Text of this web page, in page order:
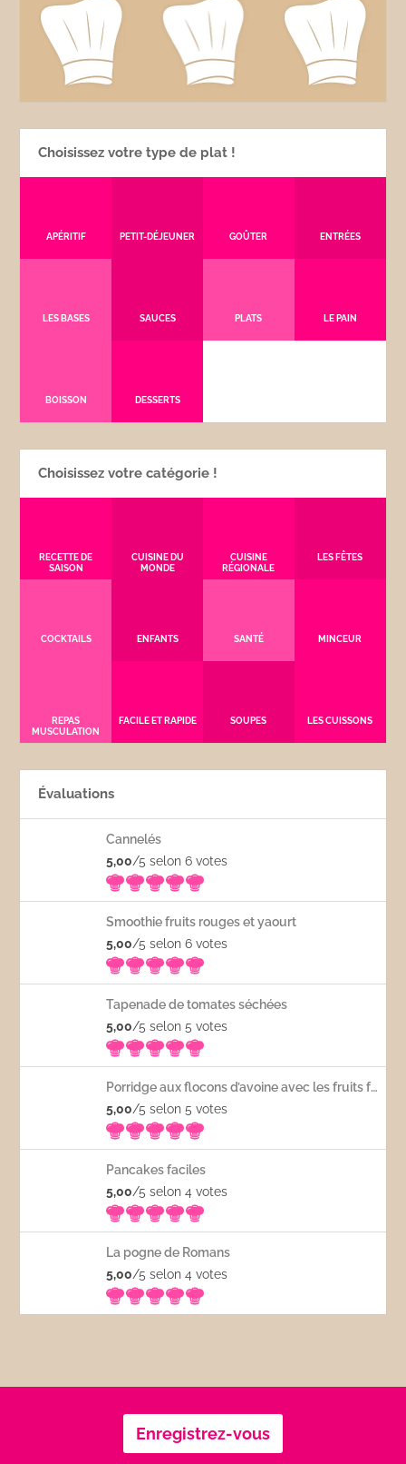
Choisissez votre type de plat !
APÉRITIF PETIT-DÉJEUNER GOÛTER ENTRÉES
LES BASES SAUCES PLATS LE PAIN
BOISSON DESSERTS
Choisissez votre catégorie !
RECETTE DE
SAISON
CUISINE DU
MONDE
CUISINE
RÉGIONALE
LES FÊTES
COCKTAILS ENFANTS SANTÉ MINCEUR
REPAS
MUSCULATION
FACILE ET RAPIDE SOUPES LES CUISSONS
Évaluations
Cannelés
5,00/5 selon 6votes
Smoothie fruits rouges et yaourt
5,00/5 selon 6votes
Tapenade de tomates séchées
5,00/5 selon 5votes
Porridge aux flocons d’avoine avec les fruits frais
5,00/5 selon 5votes
Pancakes faciles
5,00/5 selon 4votes
La pogne de Romans
5,00/5 selon 4votes
Enregistrez-vous